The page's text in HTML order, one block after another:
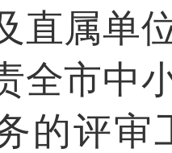
直属单
全市中
的评审